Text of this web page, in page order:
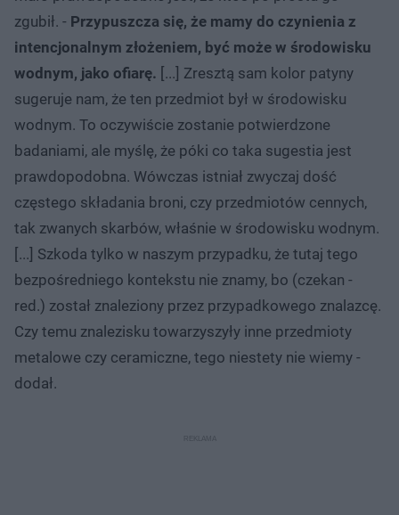
zgubił. - Przypuszcza się, że mamy do czynienia z
intencjonalnym złożeniem, być może w środowisku
wodnym, jako ofiarę. [...] Zresztą sam kolor patyny
sugeruje nam, że ten przedmiot był w środowisku
wodnym. To oczywiście zostanie potwierdzone
badaniami, ale myślę, że póki co taka sugestia jest
prawdopodobna. Wówczas istniał zwyczaj dość
częstego składania broni, czy przedmiotów cennych,
tak zwanych skarbów, właśnie w środowisku wodnym.
[...] Szkoda tylko w naszym przypadku, że tutaj tego
bezpośredniego kontekstu nie znamy, bo (czekan -
red.) został znaleziony przez przypadkowego znalazcę.
Czy temu znalezisku towarzyszyły inne przedmioty
metalowe czy ceramiczne, tego niestety nie wiemy -
dodał.